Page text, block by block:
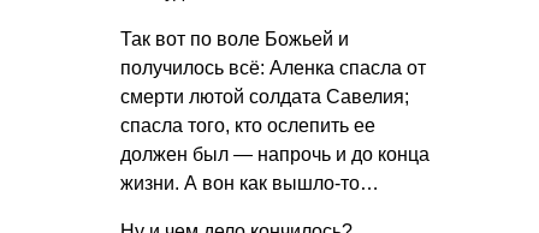
Так вот по воле Божьей и
получилось всё: Аленка спасла от
смерти лютой солдата Савелия;
спасла того, кто ослепить ее
должен был — напрочь и до конца
жизни. А вон как вышло-то…